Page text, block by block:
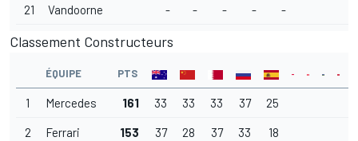
21 Vandoorne - - - - -
Classement Constructeurs
ÉQUIPE PTS
1 Mercedes 161 33 33 33 37 25
2 Ferrari 153 37 28 37 33 18